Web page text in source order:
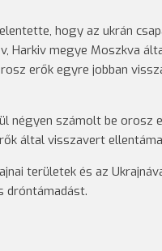
hogy az ukrán
Harkiv megye Moszkva
erők egyre jobban
négyen számolt be orosz
által visszavert
területek és az
dróntámadást.